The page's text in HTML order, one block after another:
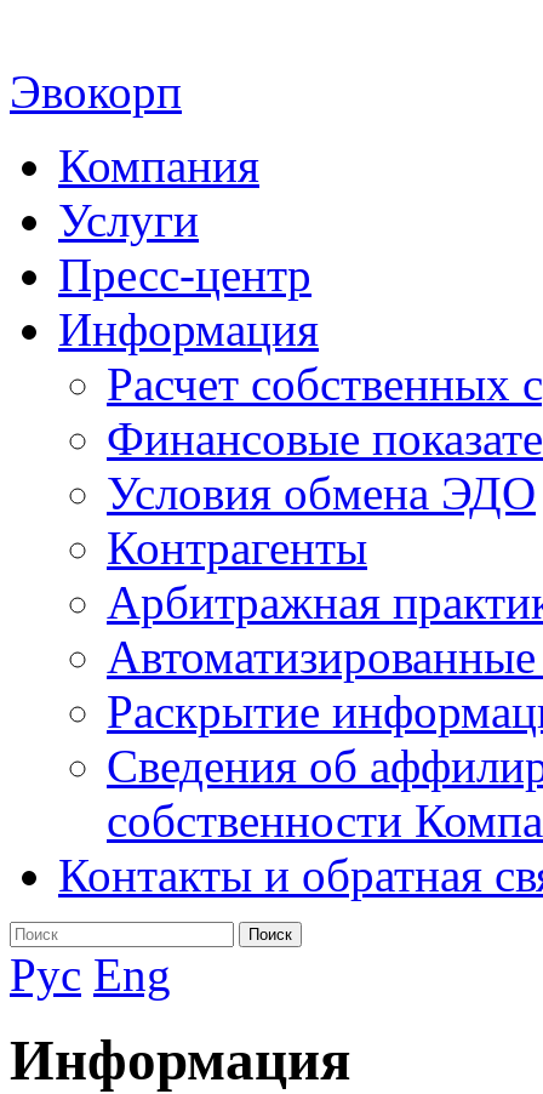
Эвокорп
Компания
Услуги
Пресс-центр
Информация
Расчет собственных
Финансовые
Условия обмена ЭДО
Контрагенты
Арбитражная
Раскрытие
Сведения об
собственности
Контакты и обратная
Поиск
Рус Eng
Информация